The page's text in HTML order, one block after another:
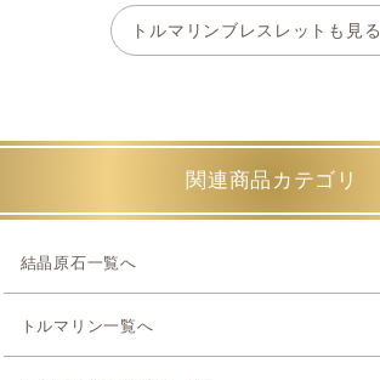
トルマリンブレスレットも見る
関連商品カテゴリ
結晶原石一覧へ
トルマリン一覧へ